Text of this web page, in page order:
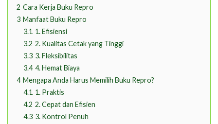
2 Cara Kerja Buku Repro
3 Manfaat Buku Repro
3.1 1. Efisiensi
3.2 2. Kualitas Cetak yang Tinggi
3.3 3. Fleksibilitas
3.4 4. Hemat Biaya
4 Mengapa Anda Harus Memilih Buku Repro?
4.1 1. Praktis
4.2 2. Cepat dan Efisien
4.3 3. Kontrol Penuh